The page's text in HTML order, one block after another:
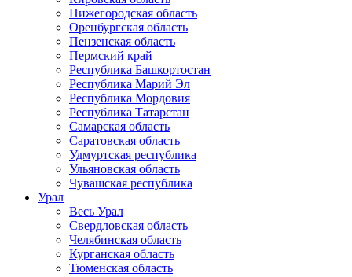
Нижегородская область
Оренбургская область
Пензенская область
Пермский край
Республика Башкортостан
Республика Марий Эл
Республика Мордовия
Республика Татарстан
Самарская область
Саратовская область
Удмуртская республика
Ульяновская область
Чувашская республика
Урал
Весь Урал
Свердловская область
Челябинская область
Курганская область
Тюменская область